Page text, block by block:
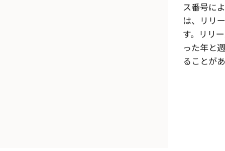
ス番号に
は、リリ
す。リリ
った年と
ることが